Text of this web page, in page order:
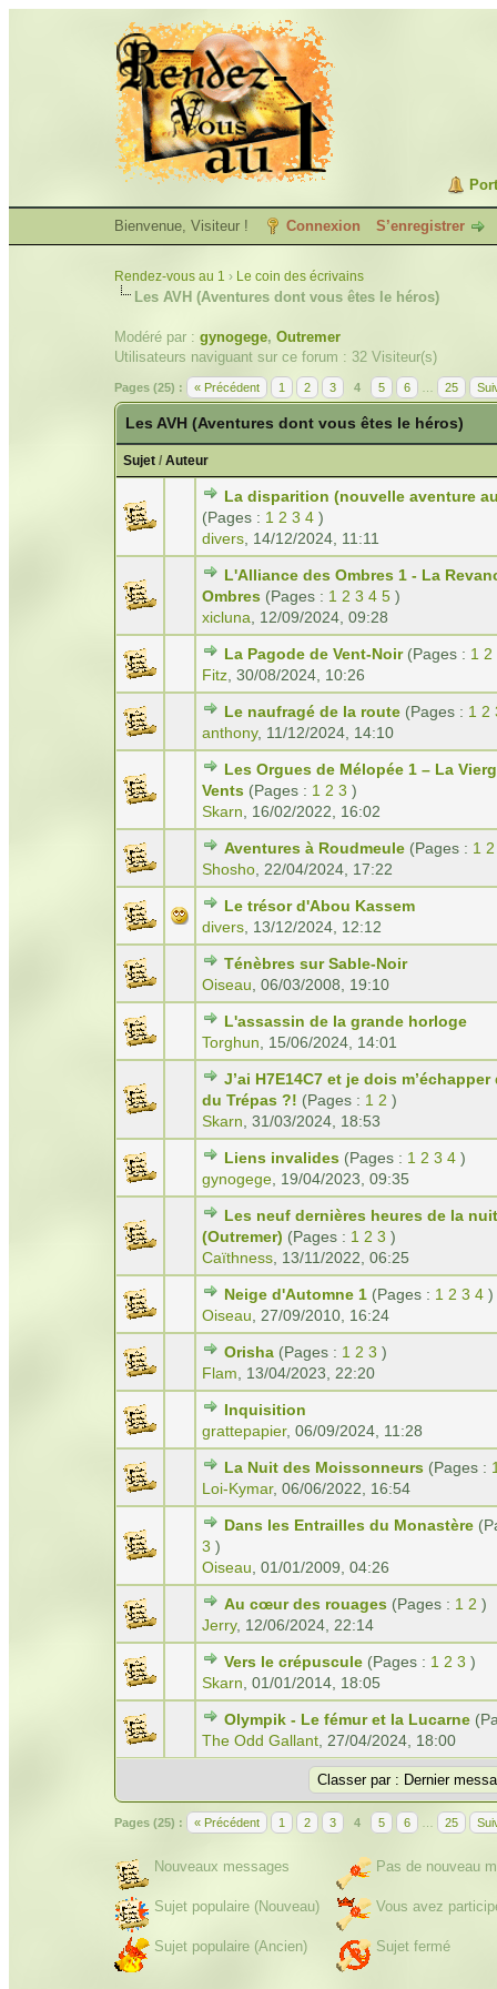
Bienvenue, Visiteur ! Connexion S’enregistrer
Rendez-vous au 1 › Le coin des écrivains
Les AVH (Aventures dont vous êtes le héros)
Modéré par : gynogege, Outremer
Utilisateurs naviguant sur ce forum : 32 Visiteur(s)
Pages (25) : « Précédent 1 2 3 4 5 6 25
Les AVH (Aventures dont vous êtes le héros)
Sujet / Auteur
La disparition (nouvelle aventure
(Pages : 1 2 3 4 )
divers 14/12/2024, 11:11
L'Alliance des Ombres 1 - La
Ombres (Pages : 1 2 3 4 5 )
xicluna
12/09/2024, 09:28
La Pagode de Vent-Noir (Pages : 1 2
Fitz 30/08/2024, 10:26
Le naufragé de la route (Pages : 1 2
anthony, 11/12/2024, 14:10
Les Orgues de Mélopée 1 – La
Vents (Pages : 1 2 3 )
Skarn
16/02/2022, 16:02
Aventures à Roudmeule (Pages : 1 2
Shosho 22/04/2024, 17:22
Le trésor d'Abou Kassem
divers 13/12/2024, 12:12
Ténèbres sur Sable-Noir
Oiseau 06/03/2008, 19:10
L'assassin de la grande horloge
Torghun
15/06/2024, 14:01
J’ai H7E14C7 et je dois
du Trépas ?! (Pages : 1 2 )
Skarn 31/03/2024, 18:53
Liens invalides (Pages : 1 2 3 4 )
gynogege 19/04/2023, 09:35
Les neuf dernières heures de la nuit
(Outremer) (Pages : 1 2 3 )
Caïthness 13/11/2022, 06:25
Neige d'Automne 1 (Pages : 1 2 3 4 )
Oiseau
27/09/2010, 16:24
Orisha (Pages : 1 2 3 )
Flam
13/04/2023, 22:20
Inquisition
grattepapier, 06/09/2024, 11:28
La Nuit des Moissonneurs (Pages :
Loi-Kymar, 06/06/2022, 16:54
Dans les Entrailles du Monastère
3 )
Oiseau 01/01/2009, 04:26
Au cœur des rouages (Pages : 1 2 )
Jerry, 12/06/2024, 22:14
Vers le crépuscule (Pages : 1 2 3 )
Skarn 01/01/2014, 18:05
Olympik - Le fémur et la Lucarne
The Odd Gallant 27/04/2024, 18:00
Pages (25) : « Précédent 1 2 3 4 5 6 25
Nouveaux messages
Sujet populaire (Nouveau)
Sujet populaire (Ancien)
Pas de nouveau
Vous avez
Sujet fermé